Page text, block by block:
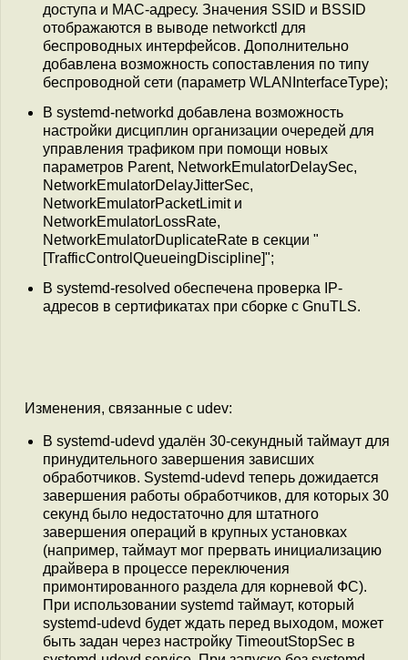
доступа и MAC-адресу. Значения SSID и BSSID
отображаются в выводе networkctl для
беспроводных интерфейсов. Дополнительно
добавлена возможность сопоставления по типу
беспроводной сети (параметр WLANInterfaceType);
В systemd-networkd добавлена возможность
настройки дисциплин организации очередей для
управления трафиком при помощи новых
параметров Parent, NetworkEmulatorDelaySec,
NetworkEmulatorDelayJitterSec,
NetworkEmulatorPacketLimit и
NetworkEmulatorLossRate,
NetworkEmulatorDuplicateRate в секции "
[TrafficControlQueueingDiscipline]";
В systemd-resolved обеспечена проверка IP-
адресов в сертификатах при сборке с GnuTLS.
Изменения, связанные с udev:
В systemd-udevd удалён 30-секундный таймаут для
принудительного завершения зависших
обработчиков. Systemd-udevd теперь дожидается
завершения работы обработчиков, для которых 30
секунд было недостаточно для штатного
завершения операций в крупных установках
(например, таймаут мог прервать инициализацию
драйвера в процессе переключения
примонтированного раздела для корневой ФС).
При использовании systemd таймаут, который
systemd-udevd будет ждать перед выходом, может
быть задан через настройку TimeoutStopSec в